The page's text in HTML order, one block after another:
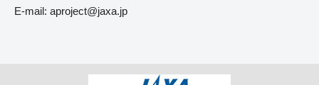
E-mail: aproject
jaxa.jp